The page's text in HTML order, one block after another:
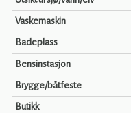
Vaskemaskin
Badeplass
Bensinstasjon
Brygge/båtfeste
Butikk